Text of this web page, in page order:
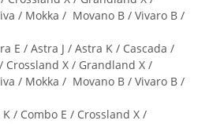
/ Mokka / Movano B / Vivaro B /
E / Astra J / Astra K / Cascada /
Crossland X / Grandland X /
/ Mokka / Movano B / Vivaro B /
/ Combo E / Crossland X /